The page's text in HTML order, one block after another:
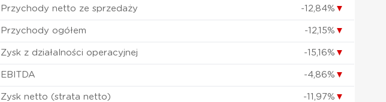
Przychody netto ze sprzedaży -12,84% ▼
Przychody ogółem -12,15% ▼
Zysk z działalności operacyjnej -15,16% ▼
EBITDA -4,86% ▼
Zysk netto (strata netto) -11,97% ▼